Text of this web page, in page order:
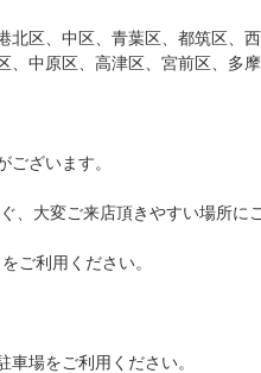
北区、中区、青葉区、都筑区、
、中原区、高津区、宮前区、多
ざいます。
、大変ご来店頂きやすい場所に
ご利用ください。
場をご利用ください。